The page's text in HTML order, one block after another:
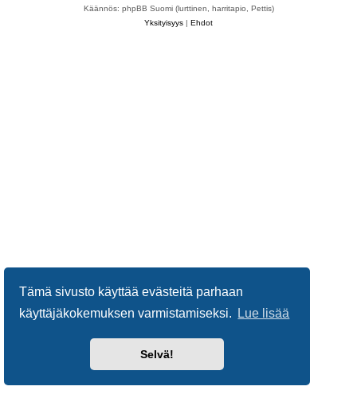
Tämä sivusto käyttää evästeitä parhaan
käyttäjäkokemuksen varmistamiseksi.
Lue lisää
Selvä!
Käännös: phpBB Suomi (lurttinen, harritapio, Pettis)
Yksityisyys | Ehdot